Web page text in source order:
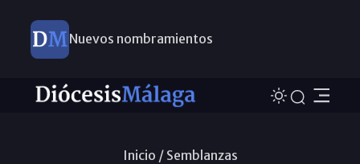
Nuevos nombramientos
Inicio / Semblanzas